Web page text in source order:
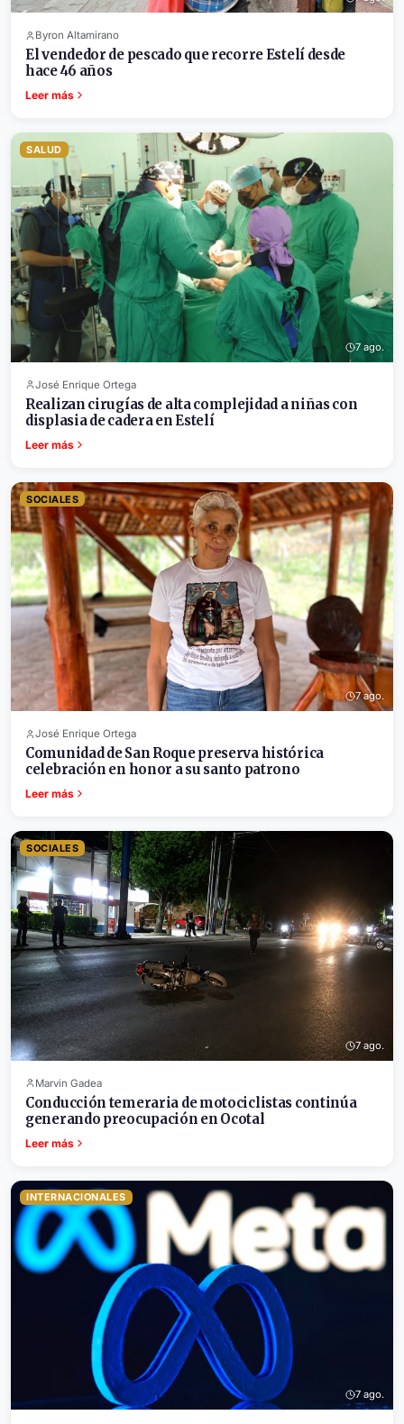
Byron Altamirano
El vendedor de pescado que recorre Estelí desde
hace 46 años
Leer más
SALUD
7 ago.
José Enrique Ortega
Realizan cirugías de alta complejidad a niñas con
displasia de cadera en Estelí
Leer más
SOCIALES
7 ago.
José Enrique Ortega
Comunidad de San Roque preserva histórica
celebración en honor a su santo patrono
Leer más
SOCIALES
7 ago.
Marvin Gadea
Conducción temeraria de motociclistas continúa
generando preocupación en Ocotal
Leer más
INTERNACIONALES
7 ago.